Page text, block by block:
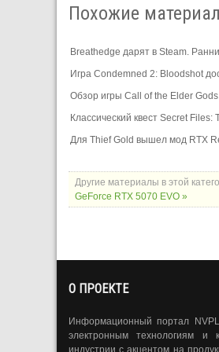
Похожие
Breathedge дарят в Steam.
Игра Condemned 2: Bloodshot
Обзор игры Call of the Elder
Классический квест Secret
Для Thief Gold вышел мод RTX
Другие материалы в этой
GeForce RTX 5070 EVO »
О ПРОЕКТЕ
Информационный портал
электронным технологиям и
индустрии с акцентом на